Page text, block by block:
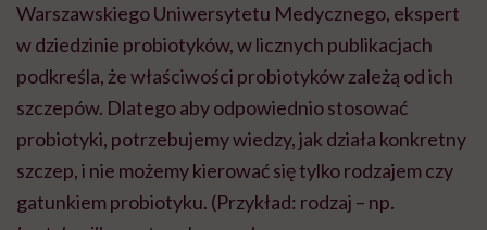
Warszawskiego Uniwersytetu Medycznego, ekspert
w dziedzinie probiotyków, w licznych publikacjach
podkreśla, że właściwości probiotyków zależą od ich
szczepów. Dlatego aby odpowiednio stosować
probiotyki, potrzebujemy wiedzy, jak działa konkretny
szczep, i nie możemy kierować się tylko rodzajem czy
gatunkiem probiotyku. (Przykład: rodzaj – np.